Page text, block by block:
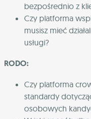
bezpośrednio z
Czy platforma
musisz mieć
usługi?
RODO:
Czy platforma
standardy
osobowych